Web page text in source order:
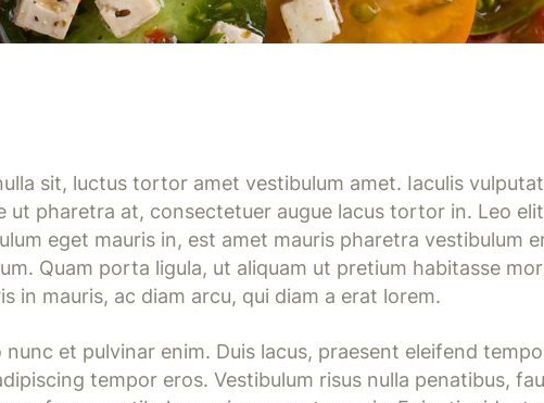
sit, luctus tortor amet vestibulum amet. Iaculis
ut pharetra at, consectetuer augue lacus tortor in. Leo
eget mauris in, est amet mauris pharetra vestibulum
Quam porta ligula, ut aliquam ut pretium habitasse
in mauris, ac diam arcu, qui diam a erat lorem.
nunc et pulvinar enim. Duis lacus, praesent eleifend
tempor eros. Vestibulum risus nulla penatibus,